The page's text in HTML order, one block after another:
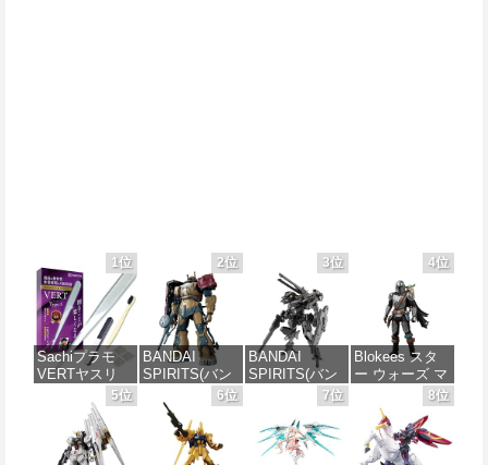
1位
Sachiプラモ
VERTヤスリ
Type-S 【プロ
モデラー共同
開発】 超極細
ガラスヤスリ
５点セット ガ
2位
BANDAI
SPIRITS(バン
ダイスピリッ
ツ) HG 機動戦
士ガンダム 復
讐のレクイエ
ム ザクⅡ F型
3位
BANDAI
SPIRITS(バン
ダイ スピリッ
xEXM-000 ゼ
ノヴァルト
1/144スケール
4位
Blokees スタ
ー ウォーズ マ
ンダロリアン&
グローグー
CC05 ディン
ジャリン&グロ
ーグー ABS樹
5位 6位 7位 8位